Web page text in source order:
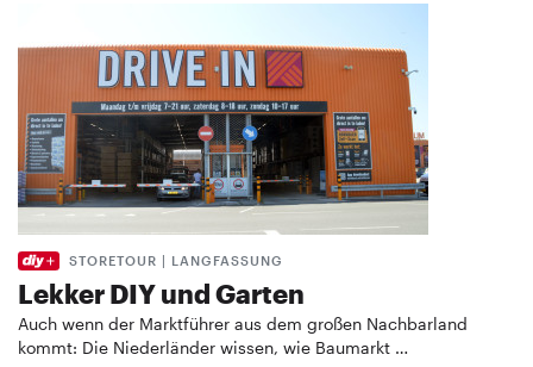
STORETOUR | LANGFASSUNG
Lekker DIY und Garten
Auch wenn der Marktführer aus dem großen Nachbarland
kommt: Die Niederländer wissen, wie Baumarkt …